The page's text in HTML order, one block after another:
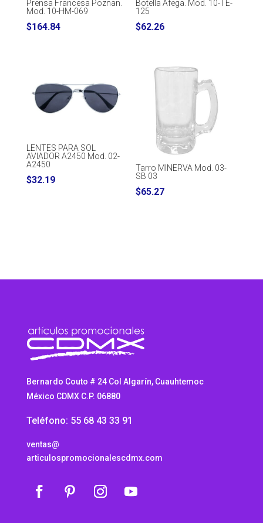
Prensa Francesa Poznan.
Mod. 10-HM-069
$164.84
Botella Afega. Mod. 10-TE-
125
$62.26
LENTES PARA SOL
AVIADOR A2450 Mod. 02-
A2450
$32.19
Tarro MINERVA Mod. 03-
SB 03
$65.27
Bernardo Couto # 24 Col Algarín, Cuauhtemoc
México CDMX C.P. 06880
Teléfono: 55 68 43 33 91
ventas@
articulospromocionalescdmx.com